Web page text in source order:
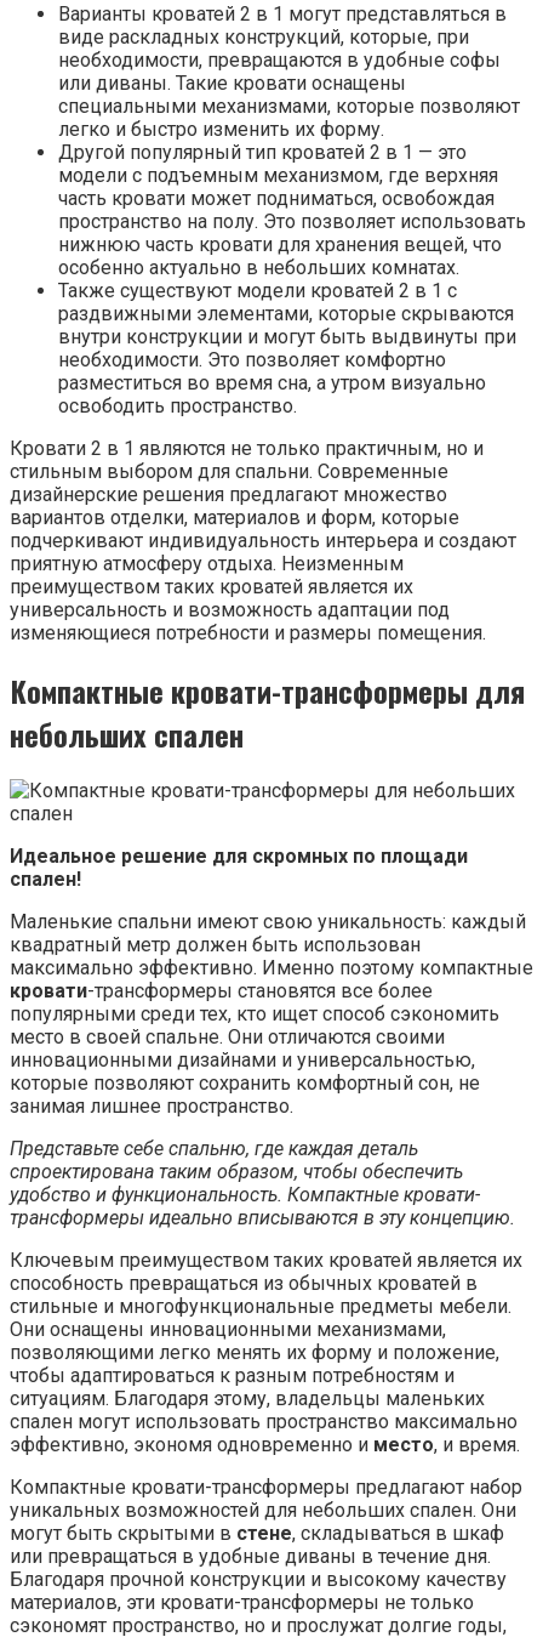
Варианты кроватей 2 в 1 могут представляться в
виде раскладных конструкций, которые, при
необходимости, превращаются в удобные софы
или диваны. Такие кровати оснащены
специальными механизмами, которые позволяют
легко и быстро изменить их форму.
Другой популярный тип кроватей 2 в 1 — это
модели с подъемным механизмом, где верхняя
часть кровати может подниматься, освобождая
пространство на полу. Это позволяет использовать
нижнюю часть кровати для хранения вещей, что
особенно актуально в небольших комнатах.
Также существуют модели кроватей 2 в 1 с
раздвижными элементами, которые скрываются
внутри конструкции и могут быть выдвинуты при
необходимости. Это позволяет комфортно
разместиться во время сна, а утром визуально
освободить пространство.
Кровати 2 в 1 являются не только практичным, но и
стильным выбором для спальни. Современные
дизайнерские решения предлагают множество
вариантов отделки, материалов и форм, которые
подчеркивают индивидуальность интерьера и создают
приятную атмосферу отдыха. Неизменным
преимуществом таких кроватей является их
универсальность и возможность адаптации под
изменяющиеся потребности и размеры помещения.
Компактные кровати-трансформеры для
небольших спален
Идеальное решение для скромных по площади
спален!
Маленькие спальни имеют свою уникальность: каждый
квадратный метр должен быть использован
максимально эффективно. Именно поэтому компактные
кровати-трансформеры становятся все более
популярными среди тех, кто ищет способ сэкономить
место в своей спальне. Они отличаются своими
инновационными дизайнами и универсальностью,
которые позволяют сохранить комфортный сон, не
занимая лишнее пространство.
Представьте себе спальню, где каждая деталь
спроектирована таким образом, чтобы обеспечить
удобство и функциональность. Компактные кровати-
трансформеры идеально вписываются в эту концепцию.
Ключевым преимуществом таких кроватей является их
способность превращаться из обычных кроватей в
стильные и многофункциональные предметы мебели.
Они оснащены инновационными механизмами,
позволяющими легко менять их форму и положение,
чтобы адаптироваться к разным потребностям и
ситуациям. Благодаря этому, владельцы маленьких
спален могут использовать пространство максимально
эффективно, экономя одновременно и место, и время.
Компактные кровати-трансформеры предлагают набор
уникальных возможностей для небольших спален. Они
могут быть скрытыми в стене, складываться в шкаф
или превращаться в удобные диваны в течение дня.
Благодаря прочной конструкции и высокому качеству
материалов, эти кровати-трансформеры не только
сэкономят пространство, но и прослужат долгие годы,